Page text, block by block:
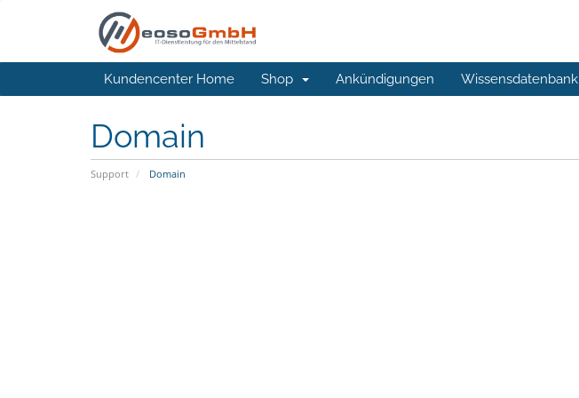
Kundencenter Home Shop Ankündigungen Wissensdatenbank
Domain
Support Domain